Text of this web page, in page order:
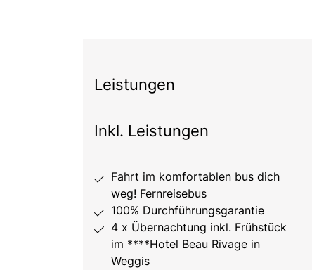
Leistungen
Inkl. Leistungen
Fahrt im komfortablen bus dich
weg! Fernreisebus
100% Durchführungsgarantie
4 x Übernachtung inkl. Frühstück
im ****Hotel Beau Rivage in
Weggis